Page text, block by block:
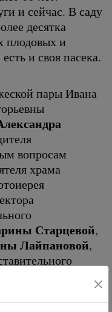
и сейчас. В саду
десятка
плодовых и
и своя пасека.
пары Ивана
вопросам
храма
Старцевой,
Лайпановой,